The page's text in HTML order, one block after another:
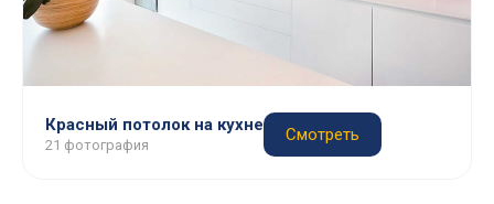
Красный потолок на кухне
21 фотография
Смотреть